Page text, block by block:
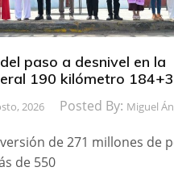
paso a desnivel en la
190 kilómetro
2026 Posted By: Miguel
de 271 millones de
de 550